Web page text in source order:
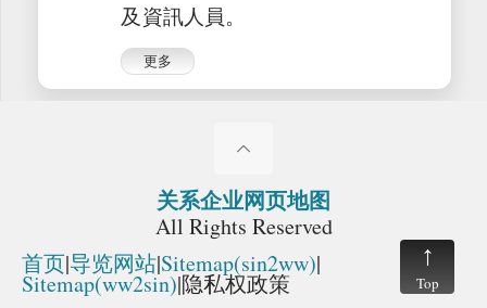
及資訊人員。
更多
关系企业网页地图
All Rights Reserved
首页|导览网站|Sitemap(sin2ww)|
Sitemap(ww2sin)|隐私权政策 Top